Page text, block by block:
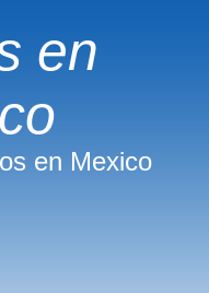
en
en Mexico